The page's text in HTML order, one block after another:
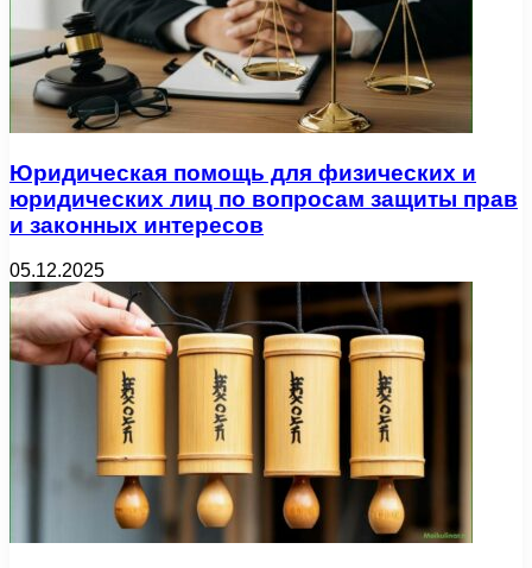
Юридическая помощь для физических и
юридических лиц по вопросам защиты прав
и законных интересов
05.12.2025